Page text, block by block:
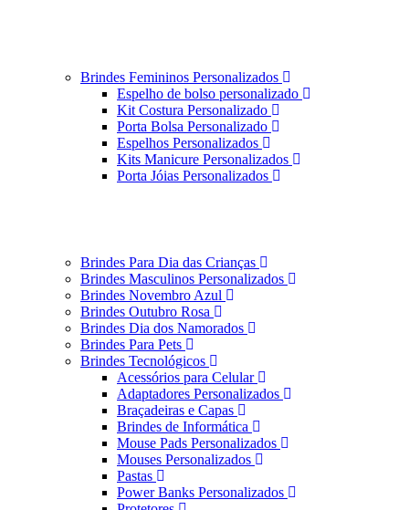
Brindes Femininos Personalizados
Espelho de bolso personalizado
Kit Costura Personalizado
Porta Bolsa Personalizado
Espelhos Personalizados
Kits Manicure Personalizados
Porta Jóias Personalizados
Brindes Para Dia das Crianças
Brindes Masculinos Personalizados
Brindes Novembro Azul
Brindes Outubro Rosa
Brindes Dia dos Namorados
Brindes Para Pets
Brindes Tecnológicos
Acessórios para Celular
Adaptadores Personalizados
Braçadeiras e Capas
Brindes de Informática
Mouse Pads Personalizados
Mouses Personalizados
Pastas
Power Banks Personalizados